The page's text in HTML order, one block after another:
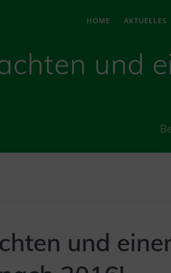
HOME AKTUELLES
und
und